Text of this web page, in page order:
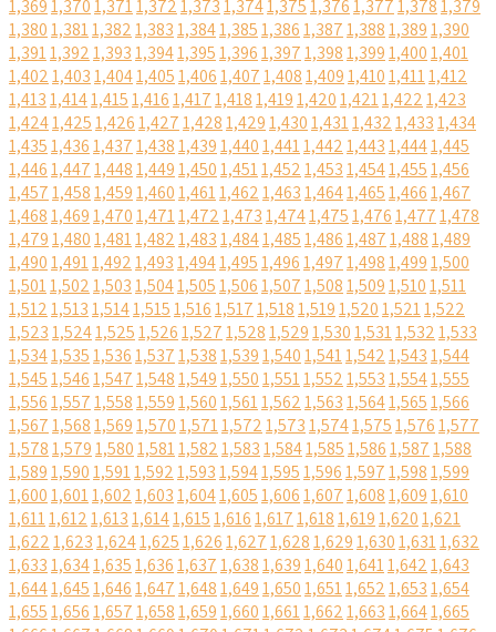
1,3691,3701,3711,3721,3731,3741,3751,3761,3771,3781,379
1,3801,3811,3821,3831,3841,3851,3861,3871,3881,3891,390
1,3911,3921,3931,3941,3951,3961,3971,3981,3991,4001,401
1,4021,4031,4041,4051,4061,4071,4081,4091,4101,4111,412
1,4131,4141,4151,4161,4171,4181,4191,4201,4211,4221,423
1,4241,4251,4261,4271,4281,4291,4301,4311,4321,4331,434
1,4351,4361,4371,4381,4391,4401,4411,4421,4431,4441,445
1,4461,4471,4481,4491,4501,4511,4521,4531,4541,4551,456
1,4571,4581,4591,4601,4611,4621,4631,4641,4651,4661,467
1,4681,4691,4701,4711,4721,4731,4741,4751,4761,4771,478
1,4791,4801,4811,4821,4831,4841,4851,4861,4871,4881,489
1,4901,4911,4921,4931,4941,4951,4961,4971,4981,4991,500
1,5011,5021,5031,5041,5051,5061,5071,5081,5091,5101,511
1,5121,5131,5141,5151,5161,5171,5181,5191,5201,5211,522
1,5231,5241,5251,5261,5271,5281,5291,5301,5311,5321,533
1,5341,5351,5361,5371,5381,5391,5401,5411,5421,5431,544
1,5451,5461,5471,5481,5491,5501,5511,5521,5531,5541,555
1,5561,5571,5581,5591,5601,5611,5621,5631,5641,5651,566
1,5671,5681,5691,5701,5711,5721,5731,5741,5751,5761,577
1,5781,5791,5801,5811,5821,5831,5841,5851,5861,5871,588
1,5891,5901,5911,5921,5931,5941,5951,5961,5971,5981,599
1,6001,6011,6021,6031,6041,6051,6061,6071,6081,6091,610
1,6111,6121,6131,6141,6151,6161,6171,6181,6191,6201,621
1,6221,6231,6241,6251,6261,6271,6281,6291,6301,6311,632
1,6331,6341,6351,6361,6371,6381,6391,6401,6411,6421,643
1,6441,6451,6461,6471,6481,6491,6501,6511,6521,6531,654
1,6551,6561,6571,6581,6591,6601,6611,6621,6631,6641,665